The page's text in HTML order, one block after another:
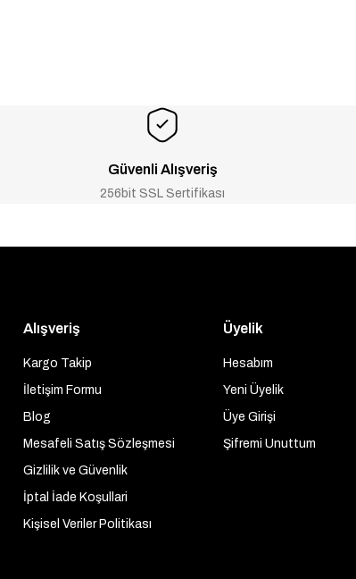
Güvenli Alışveriş
256bit SSL Sertifikası
Alışveriş
Kargo Takip
İletişim Formu
Blog
Mesafeli Satış Sözleşmesi
Gizlilik ve Güvenlik
İptal İade Koşullari
Kişisel Veriler Politikası
Üyelik
Hesabım
Yeni Üyelik
Üye Girişi
Şifremi Unuttum